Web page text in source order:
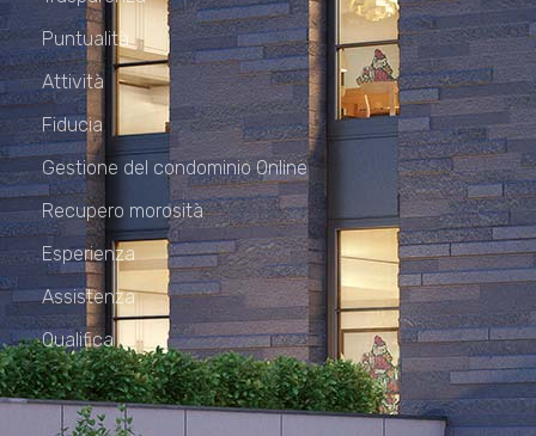
Puntualità
Attività
Fiducia
Gestione del condominio Online
Recupero morosità
Esperienza
Assistenza
Qualifica